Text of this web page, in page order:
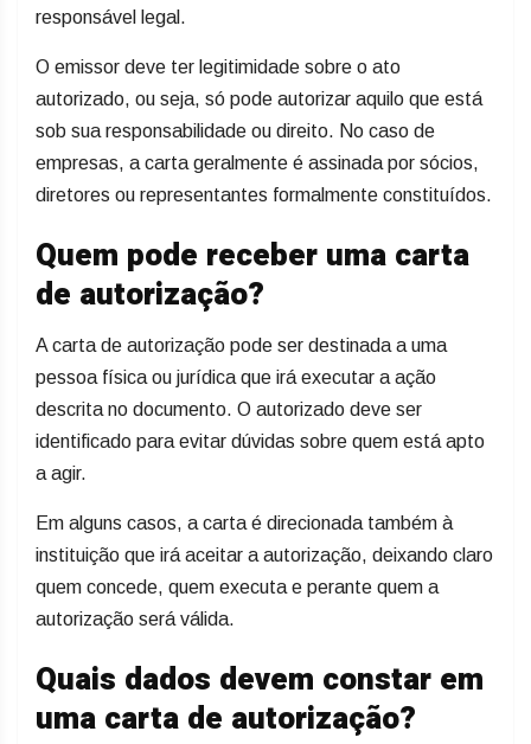
responsável legal.
O emissor deve ter legitimidade sobre o ato
autorizado, ou seja, só pode autorizar aquilo que está
sob sua responsabilidade ou direito. No caso de
empresas, a carta geralmente é assinada por sócios,
diretores ou representantes formalmente constituídos.
Quem pode receber uma carta
de autorização?
A carta de autorização pode ser destinada a uma
pessoa física ou jurídica que irá executar a ação
descrita no documento. O autorizado deve ser
identificado para evitar dúvidas sobre quem está apto
a agir.
Em alguns casos, a carta é direcionada também à
instituição que irá aceitar a autorização, deixando claro
quem concede, quem executa e perante quem a
autorização será válida.
Quais dados devem constar em
uma carta de autorização?